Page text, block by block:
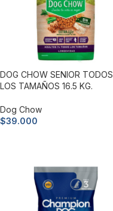
DOG CHOW SENIOR TODOS
LOS TAMAÑOS 16.5 KG.
Dog Chow
$39.000